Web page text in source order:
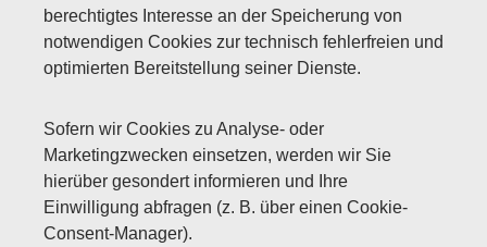
berechtigtes Interesse an der Speicherung von
notwendigen Cookies zur technisch fehlerfreien und
optimierten Bereitstellung seiner Dienste.
Sofern wir Cookies zu Analyse- oder
Marketingzwecken einsetzen, werden wir Sie
hierüber gesondert informieren und Ihre
Einwilligung abfragen (z. B. über einen Cookie-
Consent-Manager).